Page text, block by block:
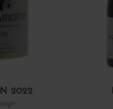
2022